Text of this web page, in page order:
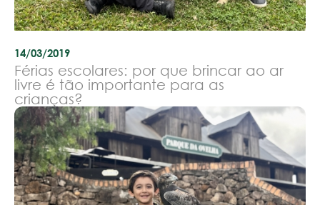
14/03/2019
Férias escolares: por que brincar ao ar
livre é tão importante para as
crianças?